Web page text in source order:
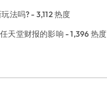
法吗? - 3,112 热度
天堂财报的影响 - 1,396 热度